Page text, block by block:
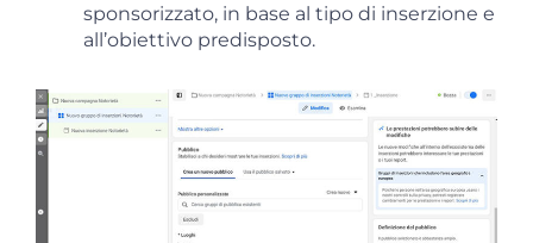
sponsorizzato, in base al tipo di inserzione e
all’obiettivo predisposto.